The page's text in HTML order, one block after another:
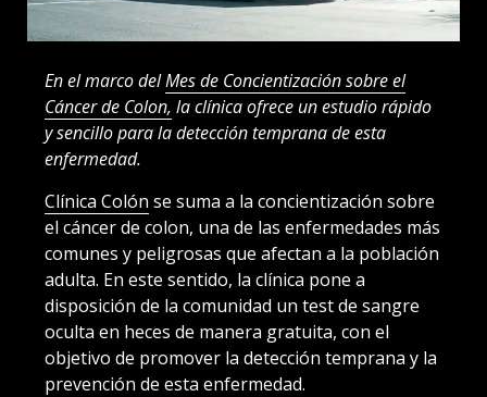
En el marco delMes de Concientización sobre el
Cáncer de Colon, la clínica ofrece un estudio rápido
y sencillo para la detección temprana de esta
enfermedad.
Clínica Colón se suma a la concientización sobre
el cáncer de colon, una de las enfermedades más
comunes y peligrosas que afectan a la población
adulta. En este sentido, la clínica pone a
disposición de la comunidad un test de sangre
oculta en heces de manera gratuita, con el
objetivo de promover la detección temprana y la
prevención de esta enfermedad.